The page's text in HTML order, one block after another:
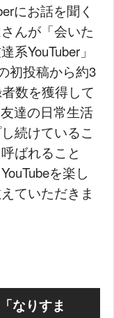
にお話を聞く
んが「会いた
系YouTuber」
初投稿から約3
数を獲得して
達の日常生活
続けているこ
ばれること
を楽し
ていただきま
なりすま